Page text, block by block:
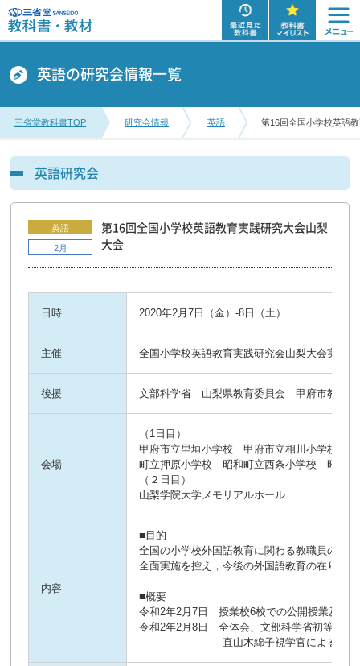
英語の研究会情報一覧
三省堂教科書TOP 研究会情報 英語 第16回全国小学校英語
英語研究会
英語
2月
第16回全国小学校英語教育実践研究大会山梨
大会
日時 2020年2月7日（金）-8日（土）
主催 全国小学校英語教育実践研究会山梨大会実行
後援 文部科学省 山梨県教育委員会 甲府市教育
会場
（1日目）
甲府市立里垣小学校　甲府市立相川小学校　
町立押原小学校　昭和町立西条小学校　昭和
（２日目）
山梨学院大学メモリアルホール
内容
■目的
全国の小学校外国語教育に関わる教職員
全面実施を控え，今後の外国語教育の在り方
■概要
令和2年2月7日　授業校6校での公開授業及び
令和2年2月8日　全体会、文部科学省初等中等
直山木綿子視学官による講演会、